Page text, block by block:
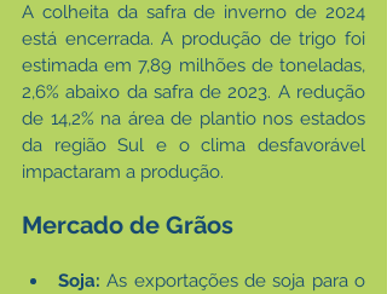
A colheita da safra de inverno de 2024
está encerrada. A produção de trigo foi
estimada em 7,89 milhões de toneladas,
2,6% abaixo da safra de 2023. A redução
de 14,2% na área de plantio nos estados
da região Sul e o clima desfavorável
impactaram a produção.
Mercado de Grãos
Soja: As exportações de soja para o